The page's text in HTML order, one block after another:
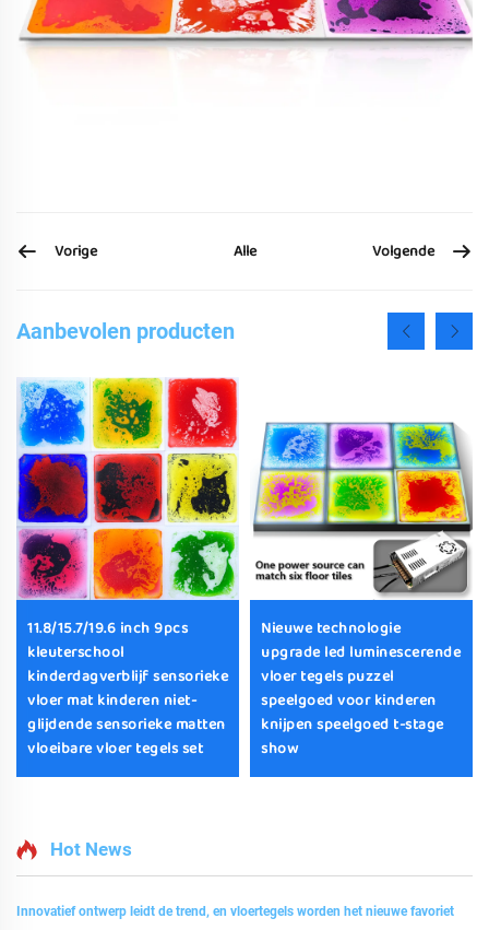
Vorige Alle Volgende
Aanbevolen producten
11.8/15.7/19.6 inch 9pcs
kleuterschool
kinderdagverblijf sensorieke
vloer mat kinderen niet-
glijdende sensorieke matten
vloeibare vloer tegels set
Nieuwe technologie
upgrade led luminescerende
vloer tegels puzzel
speelgoed voor kinderen
knijpen speelgoed t-stage
show
Hot News
Innovatief ontwerp leidt de trend, en vloertegels worden het nieuwe favoriet